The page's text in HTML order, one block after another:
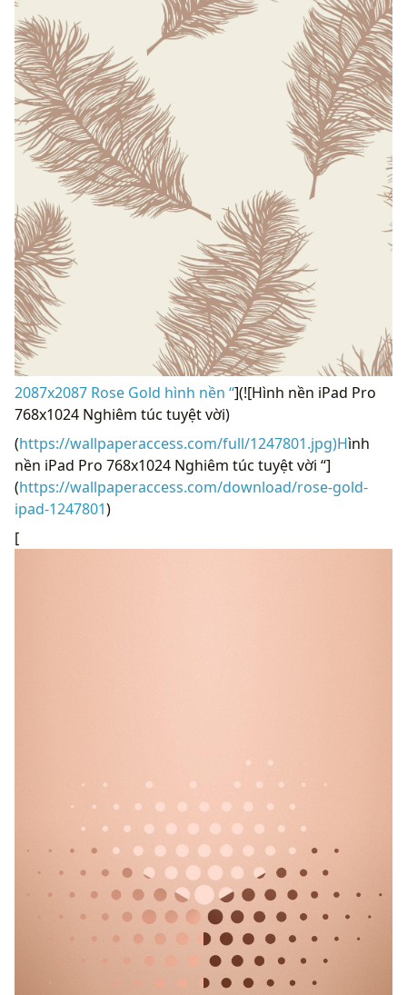
2087x2087 Rose Gold hình nền “](![Hình nền iPad Pro
768x1024 Nghiêm túc tuyệt vời)
(https://wallpaperaccess.com/full/1247801.jpg)Hình
nền iPad Pro 768x1024 Nghiêm túc tuyệt vời “]
(https://wallpaperaccess.com/download/rose-gold-
ipad-1247801)
[